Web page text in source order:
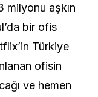
milyonu aşkın
bir ofis
Türkiye
ofisin
ve hemen